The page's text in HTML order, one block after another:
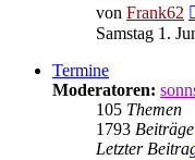
von Frank62
Samstag 1.
Termine
Moderatoren:
105 Themen
1793 Beiträge
Letzter